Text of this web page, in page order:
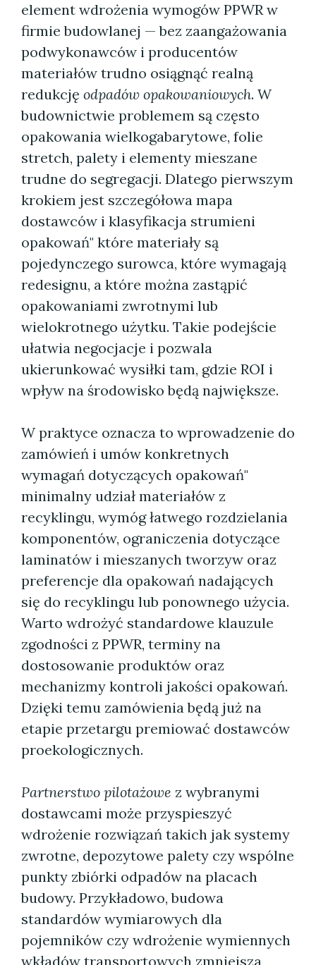
element wdrożenia wymogów PPWR w
firmie budowlanej — bez zaangażowania
podwykonawców i producentów
materiałów trudno osiągnąć realną
redukcję odpadów opakowaniowych. W
budownictwie problemem są często
opakowania wielkogabarytowe, folie
stretch, palety i elementy mieszane
trudne do segregacji. Dlatego pierwszym
krokiem jest szczegółowa mapa
dostawców i klasyfikacja strumieni
opakowań" które materiały są
pojedynczego surowca, które wymagają
redesignu, a które można zastąpić
opakowaniami zwrotnymi lub
wielokrotnego użytku. Takie podejście
ułatwia negocjacje i pozwala
ukierunkować wysiłki tam, gdzie ROI i
wpływ na środowisko będą największe.
W praktyce oznacza to wprowadzenie do
zamówień i umów konkretnych
wymagań dotyczących opakowań"
minimalny udział materiałów z
recyklingu, wymóg łatwego rozdzielania
komponentów, ograniczenia dotyczące
laminatów i mieszanych tworzyw oraz
preferencje dla opakowań nadających
się do recyklingu lub ponownego użycia.
Warto wdrożyć standardowe klauzule
zgodności z PPWR, terminy na
dostosowanie produktów oraz
mechanizmy kontroli jakości opakowań.
Dzięki temu zamówienia będą już na
etapie przetargu premiować dostawców
proekologicznych.
Partnerstwo pilotażowe z wybranymi
dostawcami może przyspieszyć
wdrożenie rozwiązań takich jak systemy
zwrotne, depozytowe palety czy wspólne
punkty zbiórki odpadów na placach
budowy. Przykładowo, budowa
standardów wymiarowych dla
pojemników czy wdrożenie wymiennych
wkładów transportowych zmniejsza